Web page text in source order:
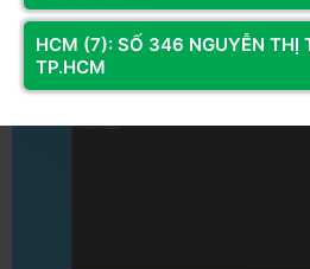
Trong đó:/ylà sap chép không cần hỏi.
HCM (7): SỐ 346 NGUYỄN THỊ
TP.HCM